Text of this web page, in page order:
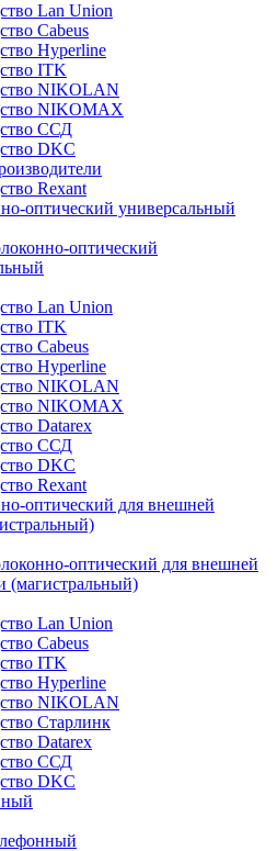
Lan Union
Cabeus
Hyperline
ITK
NIKOLAN
NIKOMAX
ССД
DKC
Rexant
оптический универсальный
оптический
Lan Union
ITK
Cabeus
Hyperline
NIKOLAN
NIKOMAX
Datarex
ССД
DKC
Rexant
оптический для внешней
оптический для внешней
(магистральный)
Lan Union
Cabeus
ITK
Hyperline
NIKOLAN
Старлинк
Datarex
ССД
DKC